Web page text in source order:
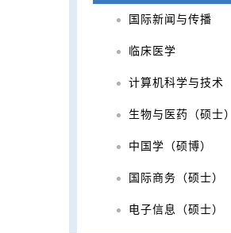
国际新闻与传播
临床医学
计算机科学与技术
生物与医药（硕士）
中国学（硕博）
国际商务（硕士）
电子信息（硕士）